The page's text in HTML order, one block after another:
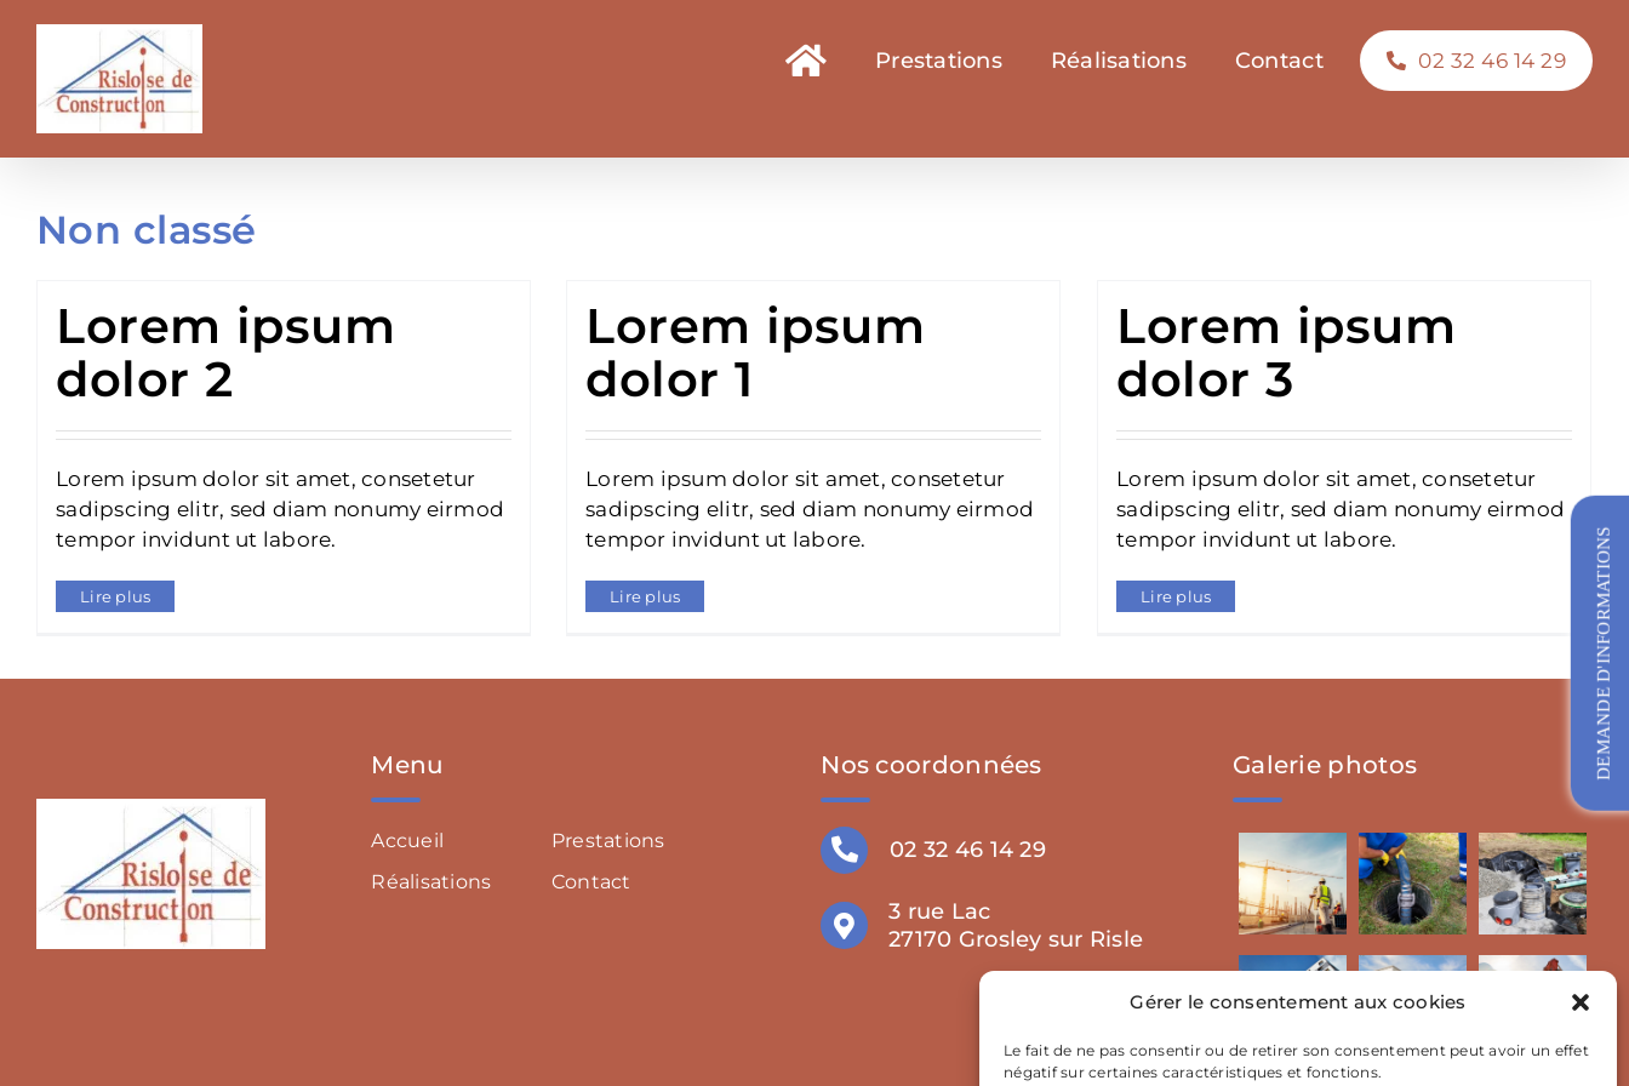
Gérer le consentement aux cookies
Le fait de ne pas consentir ou de retirer son consentement peut avoir un effet
négatif sur certaines caractéristiques et fonctions.
contenu
Prestations Réalisations Contact 02 32 46 14 29
Non classé
Lorem ipsum
dolor 2
Lorem ipsum dolor sit amet, consetetur
sadipscing elitr, sed diam nonumy eirmod
tempor invidunt ut labore.
Lire plus
Lorem ipsum
dolor 1
Lorem ipsum dolor sit amet, consetetur
sadipscing elitr, sed diam nonumy eirmod
tempor invidunt ut labore.
Lire plus
Lorem ipsum
dolor 3
Lorem ipsum dolor sit amet, consetetur
sadipscing elitr, sed diam nonumy eirmod
tempor invidunt ut labore.
Lire plus
Menu
Accueil
Prestations
Réalisations
Contact
Nos coordonnées
02 32 46 14 29
3 rue Lac
27170 Grosley sur Risle
Galerie photos DEMANDE D'INFORMATIONS